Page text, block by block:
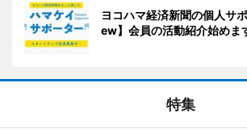
ヨコハマ経済新聞の個人サ
ew】会員の活動紹介始めま
特集